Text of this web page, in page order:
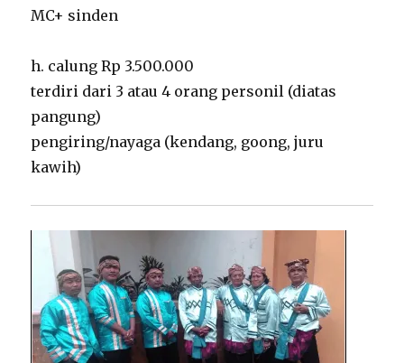
MC+ sinden
h. calung Rp 3.500.000
terdiri dari 3 atau 4 orang personil (diatas
pangung)
pengiring/nayaga (kendang, goong, juru
kawih)